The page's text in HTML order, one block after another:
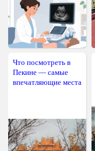
Что посмотреть в
Пекине — самые
впечатляющие места